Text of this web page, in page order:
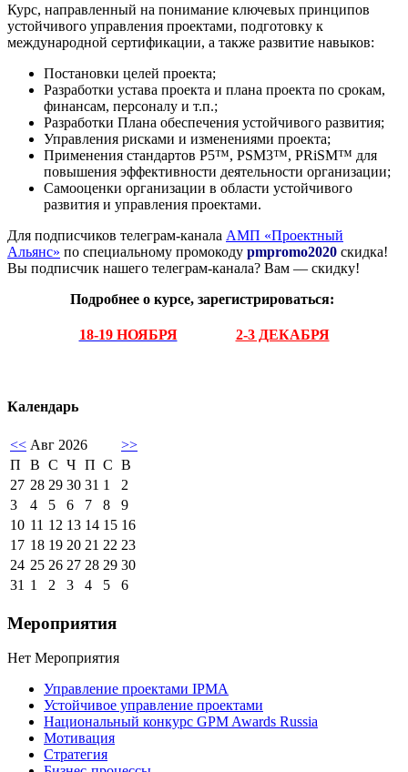
Курс, направленный на понимание ключевых принципов
устойчивого управления проектами, подготовку к
международной сертификации, а также развитие навыков:
Постановки целей проекта;
Разработки устава проекта и плана проекта по срокам,
финансам, персоналу и т.п.;
Разработки Плана обеспечения устойчивого развития;
Управления рисками и изменениями проекта;
Применения стандартов P5™, PSM3™, PRiSM™ для
повышения эффективности деятельности организации;
Самооценки организации в области устойчивого
развития и управления проектами.
Для подписчиков телеграм-канала АМП «Проектный
Альянс» по специальному промокоду pmpromo2020 скидка!
Вы подписчик нашего телеграм-канала? Вам — скидку!
Подробнее о курсе, зарегистрироваться:
18-19 НОЯБРЯ 2-3 ДЕКАБРЯ
Календарь
<< Авг 2026
>>
П
В С Ч П С В
27 28 29 30 31 1
2
3
4 5 6 7 8
9
10 11 12 13 14 15 16
17 18 19 20 21 22 23
24 25 26 27 28 29 30
31 1 2 3 4 5 6
Мероприятия
Нет Мероприятия
Управление проектами IPMA
Устойчивое управление проектами
Национальный конкурс GPM Awards Russia
Мотивация
Стратегия